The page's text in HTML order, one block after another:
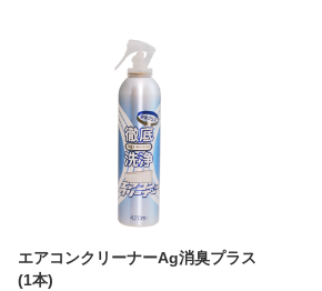
エアコンクリーナーAg消臭プラス
(1本)